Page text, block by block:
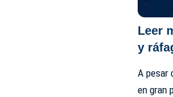
Leer
y
A pesar
en gran